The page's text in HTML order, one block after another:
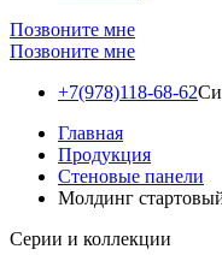
Позвоните мне
Позвоните мне
+7(978)118-68-62
Главная
Продукция
Стеновые панели
Молдинг
Серии и коллекции